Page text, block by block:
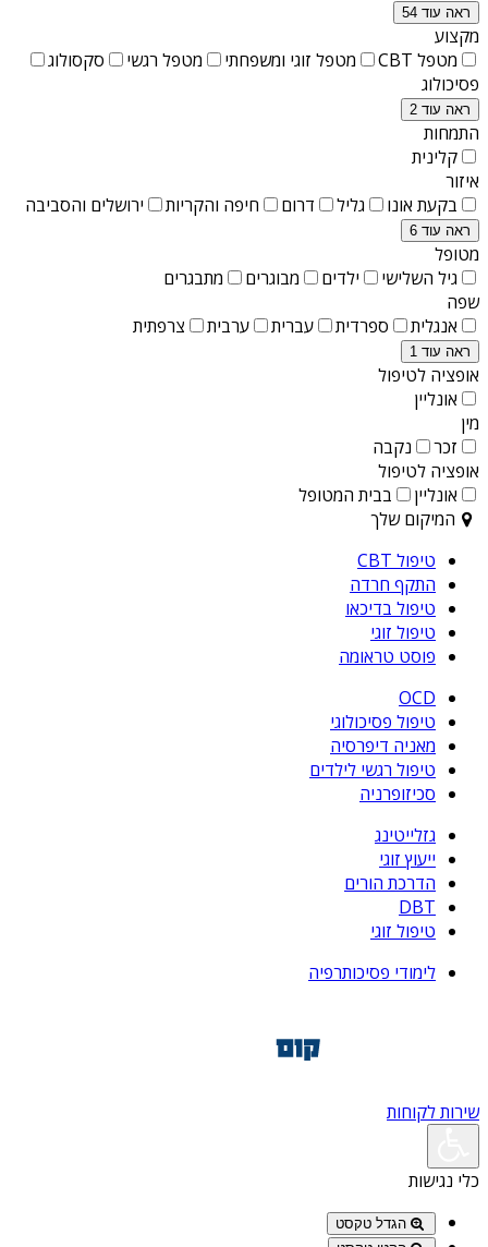
ראה עוד 54
מקצוע
מטפל CBT
מטפל זוגי ומשפחתי מטפל רגשי
סקסולוג
פסיכולוג
ראה עוד 2
התמחות
קלינית
איזור
בקעת אונו
גליל דרום חיפה והקריות ירושלים והסביבה
ראה עוד 6
מטופל
גיל השלישי
ילדים מבוגרים
מתבגרים
שפה
אנגלית
ספרדית עברית ערבית צרפתית
ראה עוד 1
אופציה לטיפול
אונליין
מין
זכר
נקבה
אופציה לטיפול
אונליין
בבית המטופל
המיקום שלך
טיפול CBT
התקף חרדה
טיפול בדיכאו
טיפול זוגי
פוסט טראומה
OCD
טיפול פסיכולוגי
מאניה דיפרסיה
טיפול רגשי לילדים
סכיזופרניה
גזלייטינג
ייעוץ זוגי
הדרכת הורים
DBT
טיפול זוגי
לימודי פסיכותרפיה
שירות לקוחות
כלי נגישות
הגדל טקסט